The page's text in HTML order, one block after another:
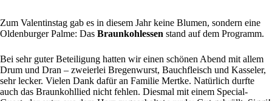
Zum Valentinstag gab es in diesem Jahr keine Blumen, sondern eine
Oldenburger Palme: Das Braunkohlessen stand auf dem Programm.
Bei sehr guter Beteiligung hatten wir einen schönen Abend mit allem
Drum und Dran – zweierlei Bregenwurst, Bauchfleisch und Kasseler,
sehr lecker. Vielen Dank dafür an Familie Mertke. Natürlich durfte
auch das Braunkohllied nicht fehlen. Diesmal mit einem Special-